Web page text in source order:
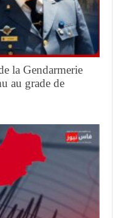
la Gendarmerie
au grade de